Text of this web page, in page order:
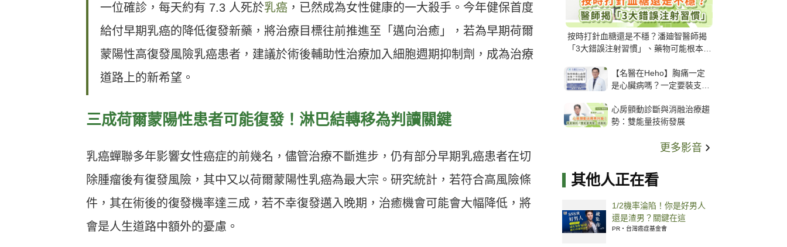
一位確診，每天約有 7.3 人死於乳癌 ，已然成為女性健康的一大殺手。今年健保首度
給付早期乳癌的降低復發新藥，將治療目標往前推進至「邁向治癒」，若為早期荷爾
蒙陽性高復發風險乳癌患者，建議於術後輔助性治療加入細胞週期抑制劑，成為治療
道路上的新希望。
三成荷爾蒙陽性患者可能復發！淋巴結轉移為判讀關鍵
乳癌蟬聯多年影響女性癌症的前幾名，儘管治療不斷進步，仍有部分早期乳癌患者在切
除腫瘤後有復發風險，其中又以荷爾蒙陽性乳癌為最大宗。研究統計，若符合高風險條
件，其在術後的復發機率達三成，若不幸復發邁入晚期，治癒機會可能會大幅降低，將
會是人生道路中額外的憂慮。
按時打針血糖還是不穩？潘廸智醫師揭
「3大錯誤注射習慣」、藥物可能根本沒
【名醫在Heho】胸痛一定
是心臟病嗎？一定要裝支
解析支架種類、風險與選擇
關鍵
心房顫動診斷與消融治療趨
勢：雙能量技術發展
更多影音
其他人正在看
1/2機率淪陷！你是好男人
還是渣男？關鍵在這
PR・台灣癌症基金會